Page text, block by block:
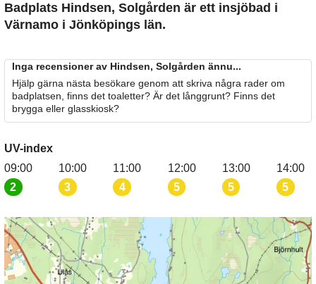
Badplats Hindsen, Solgården är ett insjöbad i
Värnamo i Jönköpings län.
Inga recensioner av Hindsen, Solgården ännu...
Hjälp gärna nästa besökare genom att skriva några rader om
badplatsen, finns det toaletter? Är det långgrunt? Finns det
brygga eller glasskiosk?
UV-index
09:00
2
10:00
3
11:00
4
12:00
5
13:00
5
14:00
5